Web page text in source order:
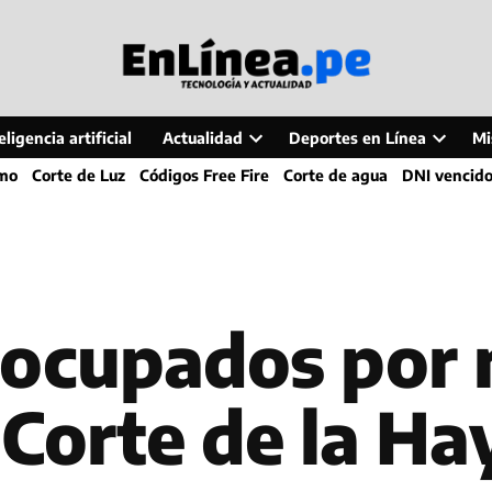
artificial Actualidad
Open
dropdown
Deportes en Línea
Open
dropdown
Corte de Luz Códigos Free Fire Corte de agua DNI vencido
por
de la